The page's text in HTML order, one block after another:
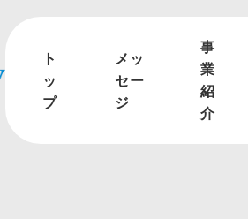
ト
ッ
プ
メッ
セー
ジ
事
業
紹
介